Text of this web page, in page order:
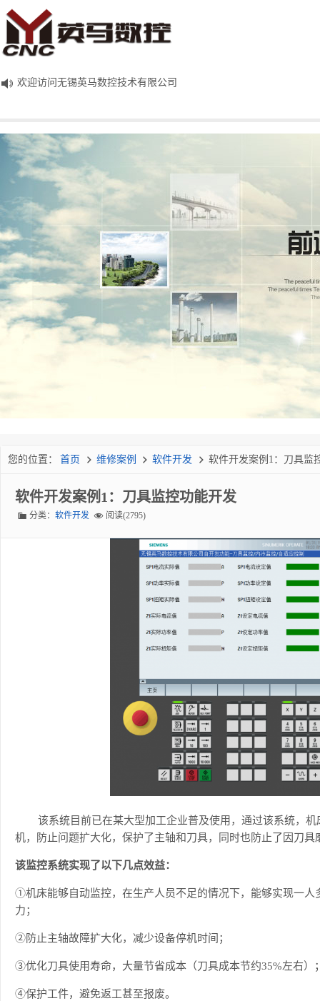
欢迎访问无锡英马数控技术有限公司
您的位置： 首页 维修案例 软件开发 软件开发案例1：刀具监
软件开发案例1：刀具监控功能开发
分类： 软件开发 阅读(2795)
该系统目前已在某大型加工企业普及使用，通过该系统，机
机，防止问题扩大化，保护了主轴和刀具，同时也防止了因刀具
该监控系统实现了以下几点效益：
①机床能够自动监控，在生产人员不足的情况下，能够实现一
力；
②防止主轴故障扩大化，减少设备停机时间；
③优化刀具使用寿命，大量节省成本（刀具成本节约35%左右）
④保护工件，避免返工甚至报废。